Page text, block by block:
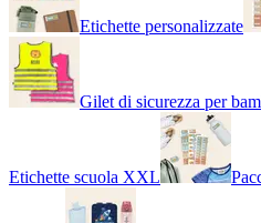
Etichette personalizzate
Gilet di sicurezza per
Etichette scuola XXL